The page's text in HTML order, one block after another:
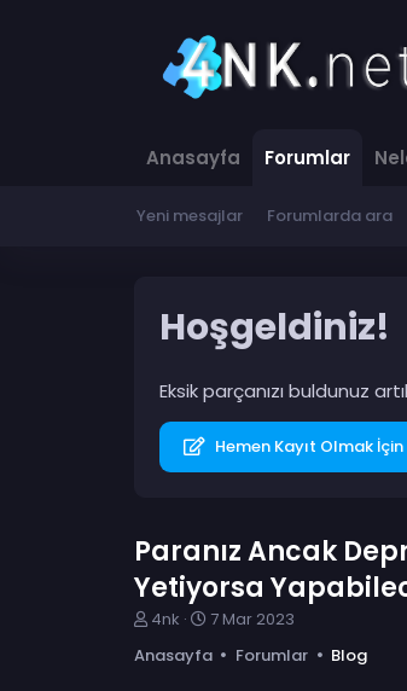
Anasayfa Forumlar
Yeni mesajlar Forumlarda ara
Hoşgeldiniz!
Eksik parçanızı buldunuz
Hemen Kayıt Olmak İçin
Paranız Ancak
Yetiyorsa
K
n
4nk
B
ş
7 Mar 2023
Anasayfa
Forumlar Blog